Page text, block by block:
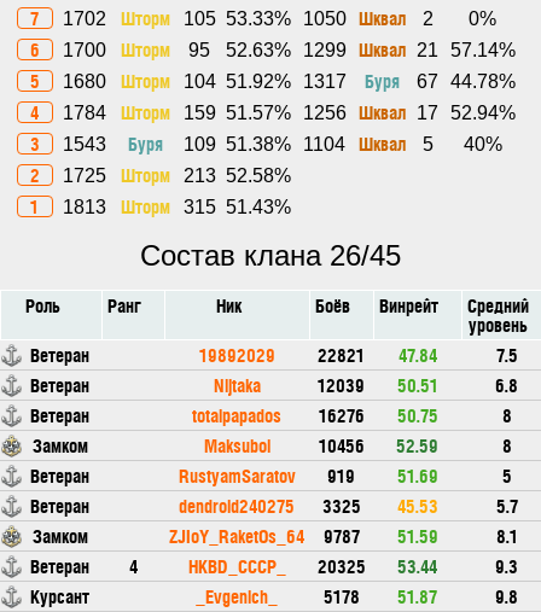
7 1702 Шторм 105 53.33% 1050 Шквал 2 0%
6 1700 Шторм 95 52.63% 1299 Шквал 21 57.14%
5 1680 Шторм 104 51.92% 1317 Буря 67 44.78%
4 1784 Шторм 159 51.57% 1256 Шквал 17 52.94%
3 1543 Буря 109 51.38% 1104 Шквал 5 40%
2 1725 Шторм 213 52.58%
1 1813 Шторм 315 51.43%
Состав клана 26/45
Роль Ранг Ник Боёв Винрейт Средний
уровень
Ветеран
19892029 22821 47.84
7.5
Ветеран
Nijtaka 12039 50.51
6.8
Ветеран
totalpapados 16276 50.75
8
Замком
Maksuboi 10456 52.59
8
Ветеран
RustyamSaratov 919 51.69
5
Ветеран
dendroid240275 3325 45.53
5.7
Замком
ZJIoY_RaketOs_64 9787 51.59
8.1
Ветеран
4 HKBD_CCCP_ 20325 53.44
9.3
Курсант
_Evgenich_ 5178 51.87
9.8